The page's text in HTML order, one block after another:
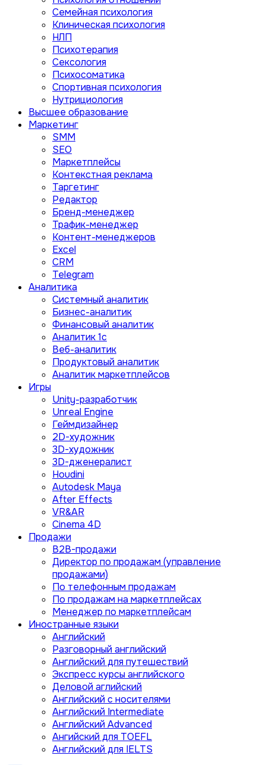
Семейная психология
Клиническая психология
НЛП
Психотерапия
Сексология
Психосоматика
Спортивная психология
Нутрициология
Высшее образование
Маркетинг
SMM
SEO
Маркетплейсы
Контекстная реклама
Таргетинг
Редактор
Бренд-менеджер
Трафик-менеджер
Контент-менеджеров
Excel
CRM
Telegram
Аналитика
Системный аналитик
Бизнес-аналитик
Финансовый аналитик
Aналитик 1с
Веб-аналитик
Продуктовый аналитик
Аналитик маркетплейсов
Игры
Unity-разработчик
Unreal Engine
Геймдизайнер
2D-художник
3D-художник
3D-дженералист
Houdini
Autodesk Maya
After Effects
VR&AR
Cinema 4D
Продажи
B2B-продажи
Директор по продажам (управление
продажами)
По телефонным продажам
По продажам на маркетплейсах
Менеджер по маркетплейсам
Иностранные языки
Английский
Разговорный английский
Английский для путешествий
Экспресс курсы английского
Деловой аглийский
Английский с носителями
Английский Intermediate
Английский Advanced
Ангийский для TOEFL
Английский для IELTS